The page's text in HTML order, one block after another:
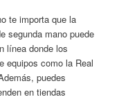
te importa que la
segunda mano puede
línea donde los
equipos como la Real
puedes
en tiendas